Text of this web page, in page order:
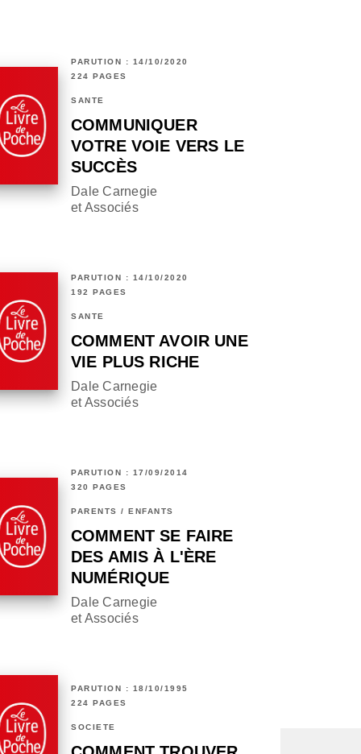
PARUTION : 14/10/2020
224 PAGES
SANTÉ
COMMUNIQUER
VOTRE VOIE VERS LE
SUCCÈS
Dale Carnegie
et Associés
PARUTION : 14/10/2020
192 PAGES
SANTÉ
COMMENT AVOIR UNE
VIE PLUS RICHE
Dale Carnegie
et Associés
PARUTION : 17/09/2014
320 PAGES
PARENTS / ENFANTS
COMMENT SE FAIRE
DES AMIS À L'ÈRE
NUMÉRIQUE
Dale Carnegie
et Associés
PARUTION : 18/10/1995
224 PAGES
SOCIÉTÉ